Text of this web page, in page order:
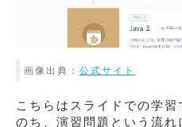
画像出典： 公式サイト
こちらはスライドでの学
のち、演習問題という流